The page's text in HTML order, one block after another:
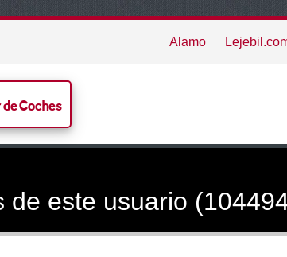
Alamo
Coches
de este usuario